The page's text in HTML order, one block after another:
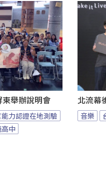
舉辦說明會
力認證在地測驗
中
北流幕
音樂